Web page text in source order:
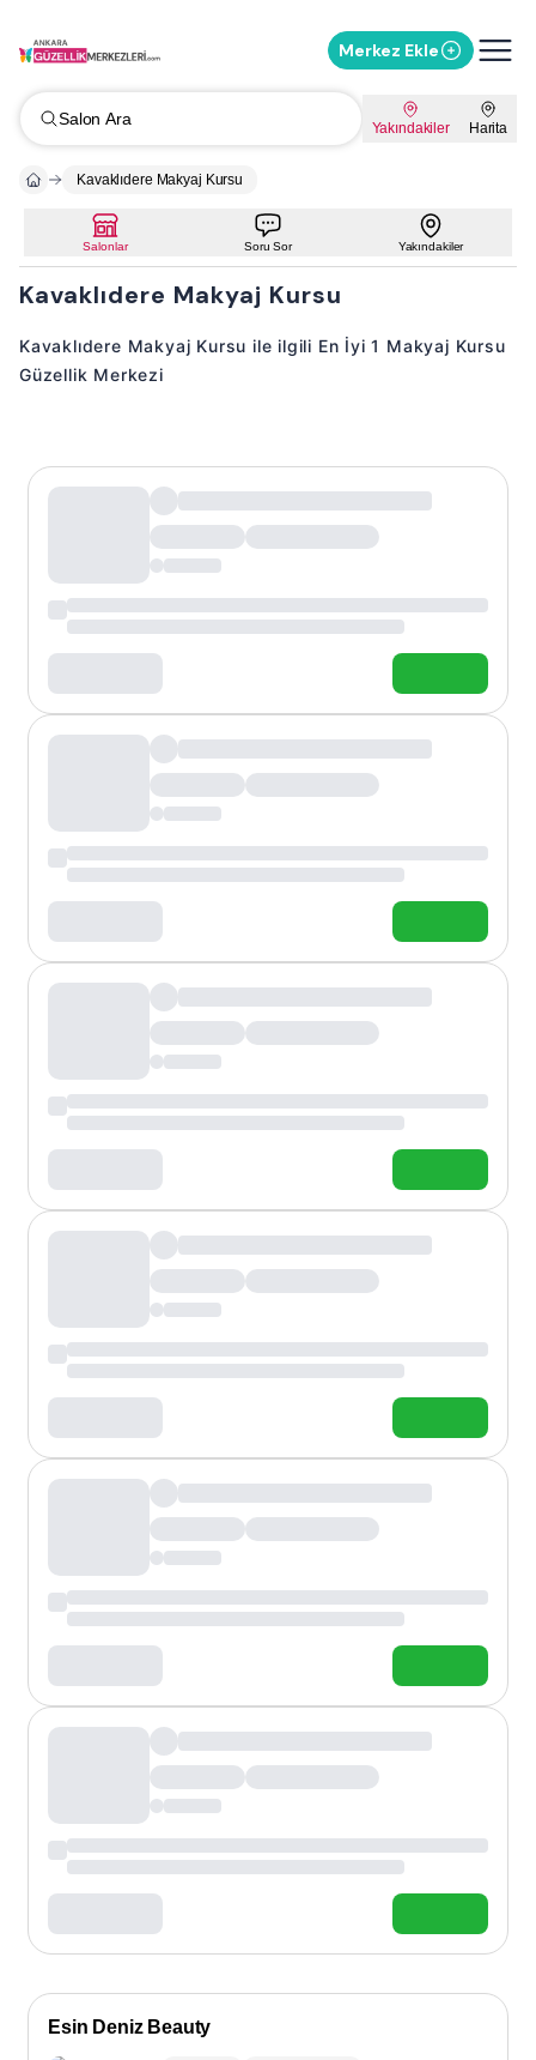
Merkez Ekle
Salon Ara Yakındakiler Harita
Kavaklıdere Makyaj Kursu
Salonlar Soru Sor Yakındakiler
Kavaklıdere Makyaj Kursu
Kavaklıdere Makyaj Kursu ile ilgili En İyi 1 Makyaj Kursu
Güzellik Merkezi
Esin Deniz Beauty